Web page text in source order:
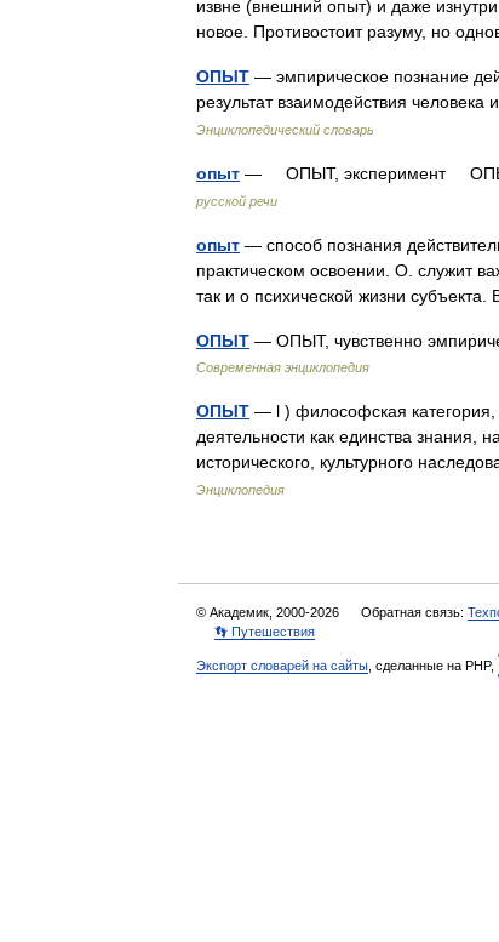
извне (внешний опыт) и даже
новое. Противостоит разуму, но
ОПЫТ — эмпирическое познание
результат взаимодействия
Энциклопедический словарь
опыт — ОПЫТ, эксперимент
русской речи
опыт — способ познания
практическом освоении. О. служит
так и о психической жизни
ОПЫТ — ОПЫТ, чувственно
Современная энциклопедия
ОПЫТ — l ) философская категория,
деятельности как единства знания,
исторического, культурного
Энциклопедия
© Академик, 2000-2026 Обратная связь:
👣 Путешествия
Экспорт словарей на сайты , сделанные на PHP,